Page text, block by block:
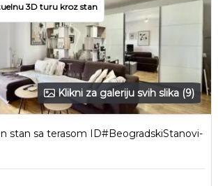
Klikni za galeriju svih slika (9)
3D turu kroz stan
stan sa terasom ID#BeogradskiStanovi-